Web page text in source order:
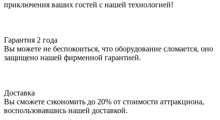
приключения ваших гостей с нашей технологией!
Гарантия 2 года
Вы можете не беспокоиться, что оборудование сломается, оно
защищено нашей фирменной гарантией.
Доставка
Вы сможете сэкономить до 20% от стоимости аттракциона,
воспользовавшись нашей доставкой.